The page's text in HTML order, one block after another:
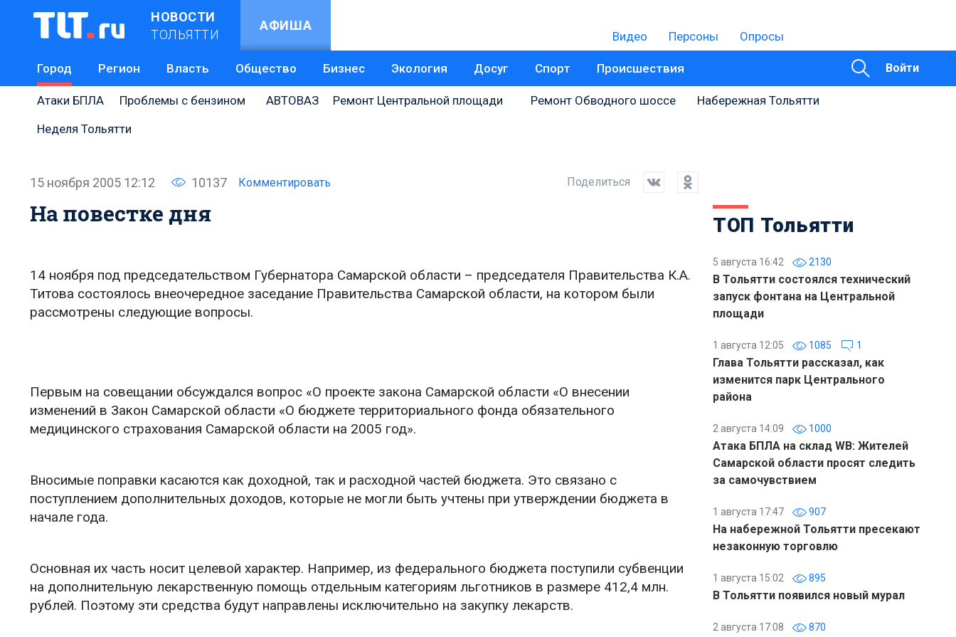
НОВОСТИ
ТОЛЬЯТТИ
АФИША
Видео Персоны Опросы
Город Регион Власть Общество Бизнес Экология Досуг Спорт Происшествия Войти
Атаки БПЛА Проблемы с бензином АВТОВАЗ Ремонт Центральной площади Ремонт Обводного шоссе
Набережная Тольятти
Неделя Тольятти
15 ноября 2005 12:12 10137 Комментировать Поделиться
На повестке дня
14 ноября под председательством Губернатора Самарской области – председателя Правительства К.А.
Титова состоялось внеочередное заседание Правительства Самарской области, на котором были
рассмотрены следующие вопросы.
Первым на совещании обсуждался вопрос «О проекте закона Самарской области «О внесении
изменений в Закон Самарской области «О бюджете территориального фонда обязательного
медицинского страхования Самарской области на 2005 год».
Вносимые поправки касаются как доходной, так и расходной частей бюджета. Это связано с
поступлением дополнительных доходов, которые не могли быть учтены при утверждении бюджета в
начале года.
Основная их часть носит целевой характер. Например, из федерального бюджета поступили субвенции
на дополнительную лекарственную помощь отдельным категориям льготников в размере 412,4 млн.
рублей. Поэтому эти средства будут направлены исключительно на закупку лекарств.
ТОП Тольятти
5 августа 16:42 2130
В Тольятти состоялся технический
запуск фонтана на Центральной
площади
1 августа 12:05 1085 1
Глава Тольятти рассказал, как
изменится парк Центрального
района
2 августа 14:09 1000
Атака БПЛА на склад WB: Жителей
Самарской области просят следить
за самочувствием
1 августа 17:47 907
На набережной Тольятти пресекают
незаконную торговлю
1 августа 15:02 895
В Тольятти появился новый мурал
2 августа 17:08 870